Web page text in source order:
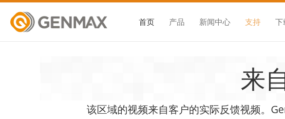
首页 产品 新闻中心 支持 下
来
该区域的视频来自客户的实际反馈视频。